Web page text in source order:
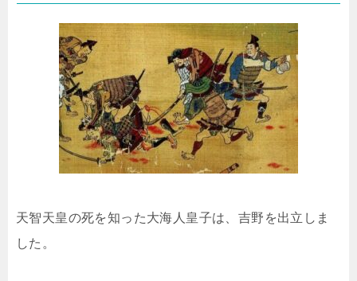
天智天皇の死を知った大海人皇子は、吉野を出立しま
した。